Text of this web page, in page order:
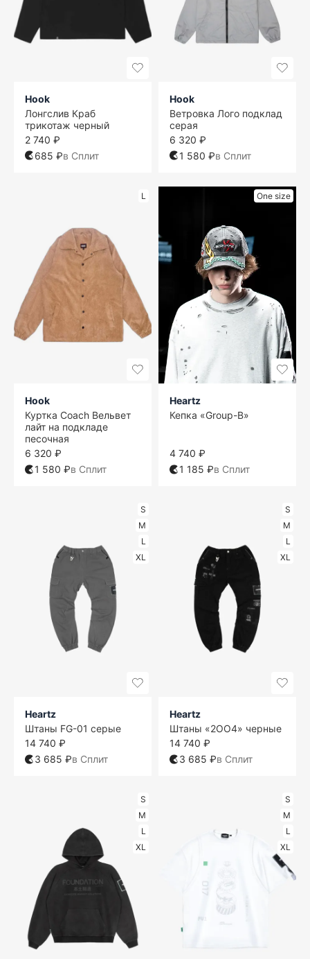
Hook
Лонгслив Краб
трикотаж черный
2 740 ₽
685 ₽в Сплит
Hook
Ветровка Лого подклад
серая
6 320 ₽
1 580 ₽в Сплит
L
Hook
Куртка Coach Вельвет
лайт на подкладе
песочная
6 320 ₽
1 580 ₽в Сплит
One size
Heartz
Кепка «Group-B»
4 740 ₽
1 185 ₽в Сплит
S
M
L
XL
Heartz
Штаны FG-01 серые
14 740 ₽
3 685 ₽в Сплит
S
M
L
XL
Heartz
Штаны «2OO4» черные
14 740 ₽
3 685 ₽в Сплит
S
M
L
XL
S
M
L
XL